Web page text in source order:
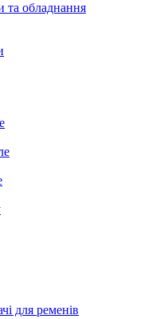
та обладнання
для ременів